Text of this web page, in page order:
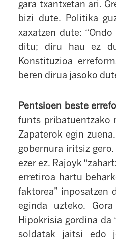
gara txantxetan ari.
bizi dute. Politika
xaxatzen dute:
ditu; diru hau ez
Konstituzioa
beren dirua jasoko
Pentsioen beste
funts pribatuentzako
Zapaterok egin
gobernura iritsiz
ezer ez. Rajoyk
erretiroa hartu
faktorea”
eginda uzteko.
Hipokrisia gordina da
soldatak jaitsi edo